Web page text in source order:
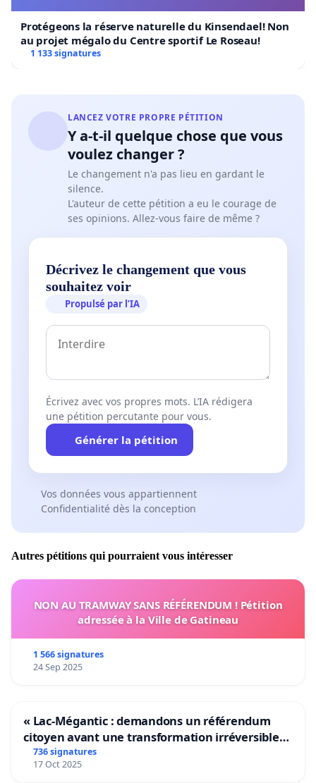
Protégeons la réserve naturelle du Kinsendael! Non
au projet mégalo du Centre sportif Le Roseau!
1 133 signatures
LANCEZ VOTRE PROPRE PÉTITION
Y a-t-il quelque chose que vous
voulez changer ?
Le changement n'a pas lieu en gardant le
silence.
L'auteur de cette pétition a eu le courage de
ses opinions. Allez-vous faire de même ?
Décrivez le changement que vous
souhaitez voir
Propulsé par l’IA
Écrivez avec vos propres mots. L’IA rédigera
une pétition percutante pour vous.
Générer la pétition
Vos données vous appartiennent
Confidentialité dès la conception
Autres pétitions qui pourraient vous intéresser
NON AU TRAMWAY SANS RÉFÉRENDUM ! Pétition
adressée à la Ville de Gatineau
1 566 signatures
24 Sep 2025
« Lac-Mégantic : demandons un référendum
citoyen avant une transformation irréversible
de notre territoire »
736 signatures
17 Oct 2025